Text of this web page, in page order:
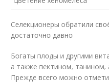
Селекционеры обратили
достаточно давно
Богаты плоды и другими
а также пектином, танином,
Прежде всего можно